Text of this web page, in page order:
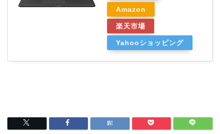
Amazon
楽天市場
Yahooショッピング